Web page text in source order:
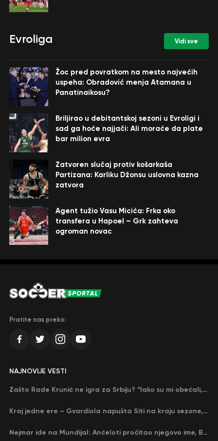
Evroliga Vidi sve
Žoc pred povratkom na mesto najvećih
uspeha: Obradović menja Atamana u
Panatinaikosu?
Briljirao u debitantskoj sezoni u Evroligi i
sad ga hoće najjači: Ali moraće da plate
bar milion evra
Zatvoren slučaj protiv košarkaša
Partizana: Karliku Džonsu uslovna kazna
zatvora
Agent tužio Vasu Micića: Frka oko
transfera u Hapoel – Grk zahteva
ogroman novac
Pratite nas preko:
NAJNOVIJE VESTI
Zašto Rade Krunić ne igra za Srbiju? “Iako su mi obećali, niko me nije zvao…”
Kraj jedne ere – Gvardiola napušta Siti na kraju sezone, menja ga njegov nekadašnji rival
Nejmar ide na Mundijal: Anćeloti pročitao njegovo ime, Brazil u delirijumu (VIDEO)